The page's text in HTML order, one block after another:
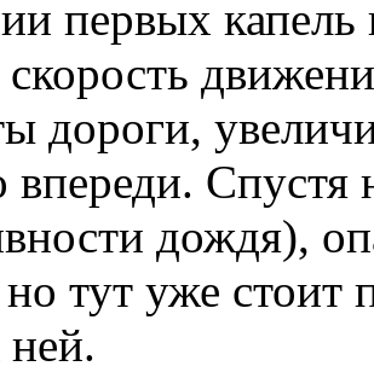
первых капель
скорость
дороги,
впереди. Спустя
дождя),
тут уже стоит